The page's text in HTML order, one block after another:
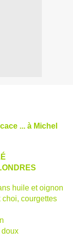
à Michel
huile et oignon
choi, courgettes
doux